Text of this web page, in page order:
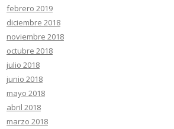
febrero 2019
diciembre 2018
noviembre 2018
octubre 2018
julio 2018
junio 2018
mayo 2018
abril 2018
marzo 2018